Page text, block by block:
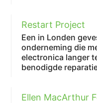
Restart Project
Een in Londen
onderneming die
electronica langer
benodigde
Ellen MacArthur